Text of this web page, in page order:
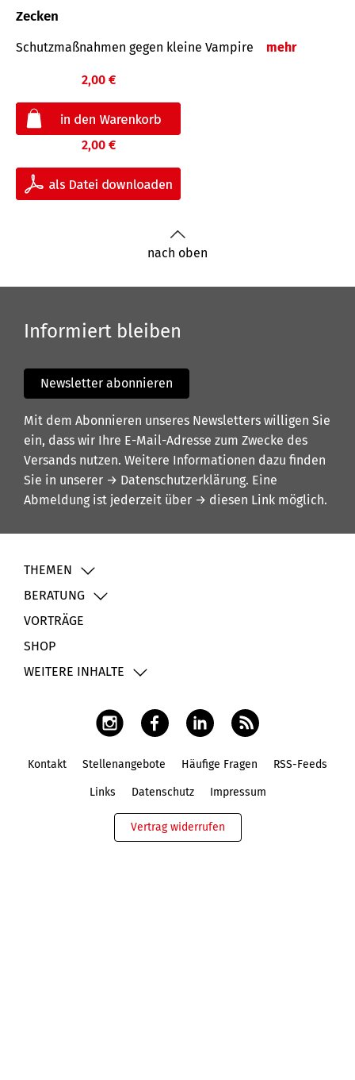
Zecken
Schutz­maß­nahmen gegen kleine Vampire mehr
2,00 €
2,00 €
nach oben
Informiert bleiben
Newsletter abonnieren
Mit dem Abonnieren unseres Newsletters willigen Sie
ein, dass wir Ihre E-Mail-Adresse zum Zwecke des
Versands nutzen. Weitere Informationen dazu finden
Sie in unserer → Datenschutzerklärung. Eine
Abmeldung ist jederzeit über → diesen Link möglich.
THEMEN
BERATUNG
VORTRÄGE
SHOP
WEITERE INHALTE
Kontakt Stellenangebote Häufige Fragen RSS-Feeds
Links Datenschutz Impressum
Vertrag widerrufen